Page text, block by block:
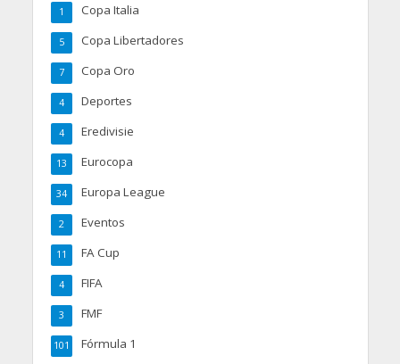
Copa Italia
1
Copa Libertadores
5
Copa Oro
7
Deportes
4
Eredivisie
4
Eurocopa
13
Europa League
34
Eventos
2
FA Cup
11
FIFA
4
FMF
3
Fórmula 1
101